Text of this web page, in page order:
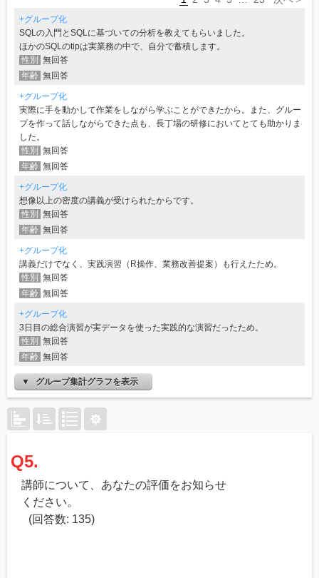
+グループ化
SQLの入門とSQLに基づいての分析を教えてもらいました。
ほかのSQLのtipは実業務の中で、自分で蓄積します。
性別
無回答
年齢 無回答
+グループ化
実際に手を動かして作業をしながら学ぶことができたから。また、グルー
プを作って話しながらできた点も、長丁場の研修においてとても助かりま
した。
性別
無回答
年齢 無回答
+グループ化
想像以上の密度の講義が受けられたからです。
性別
無回答
年齢 無回答
+グループ化
講義だけでなく、実践演習（R操作、業務改善提案）も行えたため。
性別
無回答
年齢 無回答
+グループ化
3日目の総合演習が実データを使った実践的な演習だったため。
性別
無回答
年齢 無回答
グループ集計グラフを表示
Q5.
講師について、あなたの評価をお知らせ
ください。
(回答数: 135)